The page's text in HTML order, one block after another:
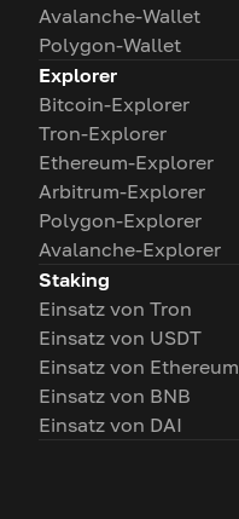
Avalanche-Wallet
Polygon-Wallet
Explorer
Bitcoin-Explorer
Tron-Explorer
Ethereum-Explorer
Arbitrum-Explorer
Polygon-Explorer
Avalanche-Explorer
Staking
Einsatz von Tron
Einsatz von USDT
Einsatz von Ethereum
Einsatz von BNB
Einsatz von DAI